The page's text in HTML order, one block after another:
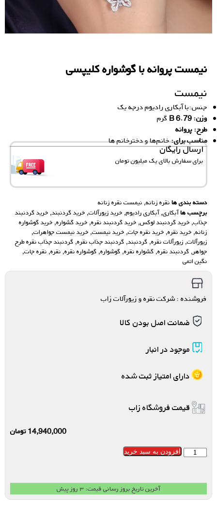
نیمست پروانه با گوشواره کلیپسی
نیمست
جنس:با آبکاری رادیوم درجه یک
وزن: 6.79 B
گرم
طرح: پروانه
مناسب برای:خانم‌ها و دخترخانم ها
ارسال رایگان
برای سفارش‌ بالای یک میلیون تومان
دسته بندی ها نقره زنانه, نیمست نقره زنانه
برچسب هاآبکاری,آبکاری رادیوم, خرید زیورآلات, خرید گردنبند, خرید گردنبند
جذاب, خرید گردنبند لوکس, خرید گردنبند نقره, خرید گشواره, خرید گوشواره
زنانه, خرید نقره, خرید نقره جات, خرید نیمست, خرید نیمست جواهرات,
زیورآلات, زیورآلات نقره, گردنبند, گردنبند جذاب نقره, گردنبند جذاب نقره طرح
جواهر, گردنبند نقره, گشواره نقره, گوشواره, گوشواره نقره, نقره, نقره جات,
نگین اتمی
فروشنده : شرکت نقره و زیورآلات زاب
ضمانت اصل بودن کالا
موجود در انبار
دارای امتیاز ثبت شده
قیمت فروشگاه زاب
14,940,000تومان
افزودن به سبد خرید
آخرین تاریخ بروز رسانی قیمت: ۳ روز پیش